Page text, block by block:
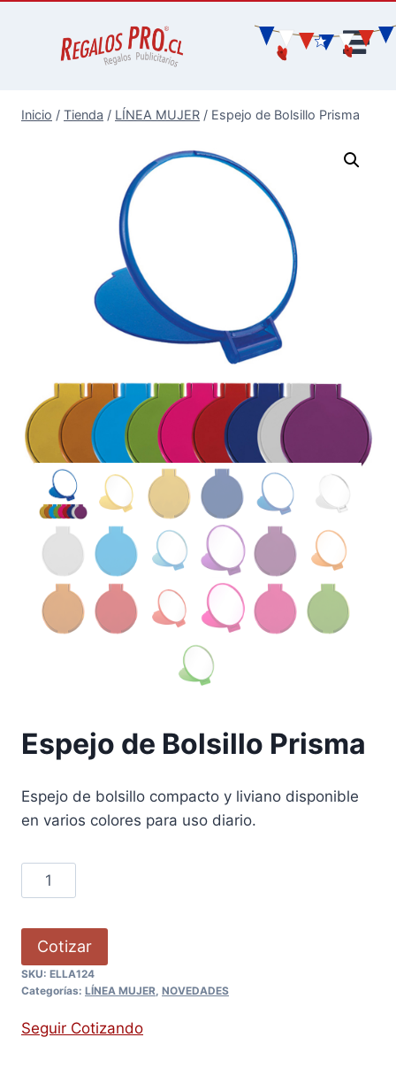
Inicio / Tienda / LÍNEA MUJER / Espejo de Bolsillo Prisma
Espejo de Bolsillo Prisma
Espejo de bolsillo compacto y liviano disponible
en varios colores para uso diario.
Cotizar
SKU: ELLA124
Categorías: LÍNEA MUJER, NOVEDADES
Seguir Cotizando